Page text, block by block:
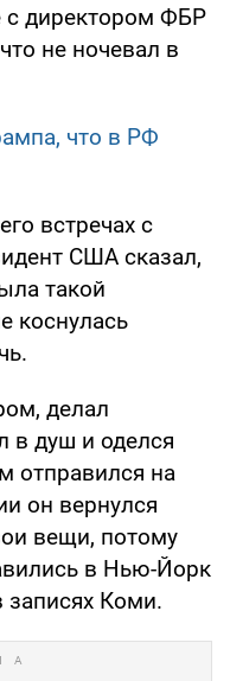
с директором ФБР
не ночевал в
что в РФ
встречах с
США сказал,
такой
коснулась
делал
в душ и оделся
отправился на
он вернулся
вещи, потому
в Нью-Йорк
записях Коми.